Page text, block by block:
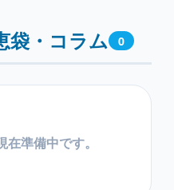
袋・コラム 0
準備中です。